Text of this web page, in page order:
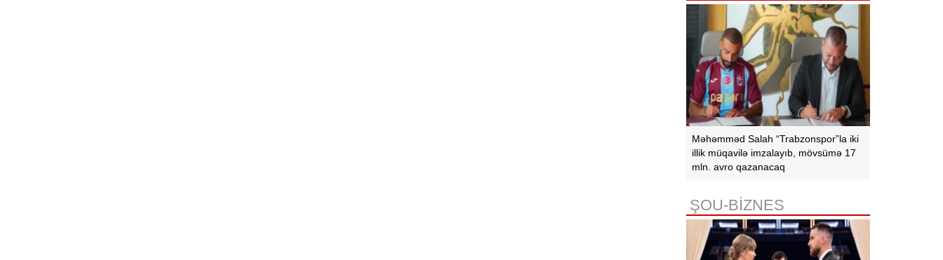
Məhəmməd Salah “Trabzonspor”la iki
illik müqavilə imzalayıb, mövsümə 17
mln. avro qazanacaq
ŞOU-BİZNES